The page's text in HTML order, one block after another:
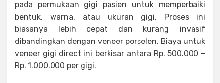
pada permukaan gigi pasien untuk memperbaiki
bentuk, warna, atau ukuran gigi. Proses ini
biasanya lebih cepat dan kurang invasif
dibandingkan dengan veneer porselen. Biaya untuk
veneer gigi direct ini berkisar antara Rp. 500.000 –
Rp. 1.000.000 per gigi.